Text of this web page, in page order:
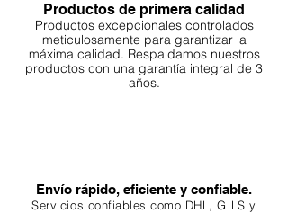
Productos de primera calidad
Productos excepcionales controlados
meticulosamente para garantizar la
máxima calidad. Respaldamos nuestros
productos con una garantía integral de 3
años.
Envío rápido, eficiente y confiable.
Servicios confiables como DHL, G LS y